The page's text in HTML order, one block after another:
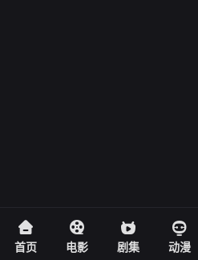
首页 电影 剧集 动漫